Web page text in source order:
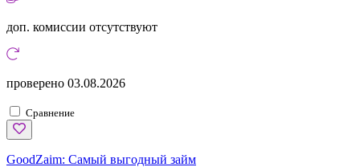
доп. комиссии отсутствуют
проверено 03.08.2026
Сравнение
GoodZaim: Самый выгодный займ